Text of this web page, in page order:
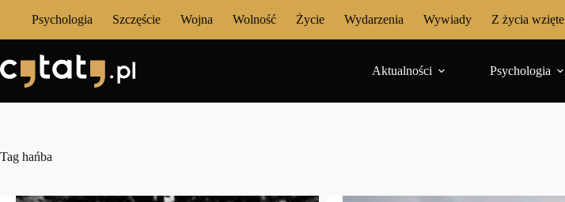
Psychologia Szczęście Wojna Wolność Życie Wydarzenia Wywiady Z życia wzięte
Aktualności Psychologia
Tag hańba